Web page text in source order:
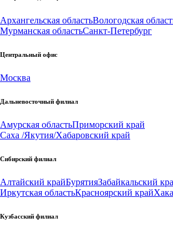
Архангельская областьВологодская
Мурманская областьСанкт-Петербург
Центральный офис
Москва
Дальневосточный филиал
Амурская областьПриморский край
Саха /Якутия/Хабаровский край
Сибирский филиал
Алтайский крайБурятияЗабайкальский
Иркутская областьКрасноярский край
Кузбасский филиал